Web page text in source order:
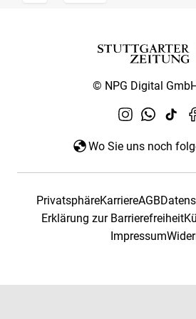
© NPG Digital
Wo Sie uns noch
PrivatsphäreKarriereAGB
Erklärung zur Barrierefreiheit
Impressum